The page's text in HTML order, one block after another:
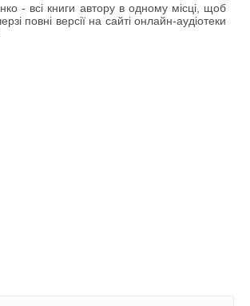
- всі книги автору в одному місці, щоб
повні версії на сайті онлайн-аудіотеки